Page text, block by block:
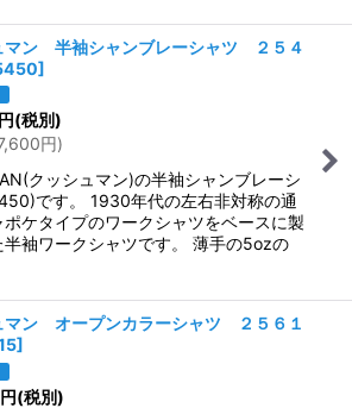
マン 半袖シャンブレーシャツ ２５４
]
円(税別)
円)
クッシュマン)の半袖シャンブレーシ
です。 1930年代の左右非対称の通
ポケタイプのワークシャツをベースに製
半袖ワークシャツです。 薄手の5ozの
マン オープンカラーシャツ ２５６１
]
円(税別)